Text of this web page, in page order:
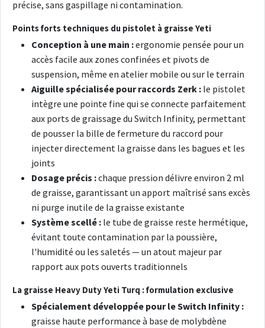
précise, sans gaspillage ni contamination.
Points forts techniques du pistolet à graisse Yeti
Conception à une main :ergonomie pensée pour un
accès facile aux zones confinées et pivots de
suspension, même en atelier mobile ou sur le terrain
Aiguille spécialisée pour raccords Zerk : le pistolet
intègre une pointe fine qui se connecte parfaitement
aux ports de graissage du Switch Infinity, permettant
de pousser la bille de fermeture du raccord pour
injecter directement la graisse dans les bagues et les
joints
Dosage précis :chaque pression délivre environ 2 ml
de graisse, garantissant un apport maîtrisé sans excès
ni purge inutile de la graisse existante
Système scellé : le tube de graisse reste hermétique,
évitant toute contamination par la poussière,
l'humidité ou les saletés — un atout majeur par
rapport aux pots ouverts traditionnels
La graisse Heavy Duty Yeti Turq : formulation exclusive
Spécialement développée pour le Switch Infinity :
graisse haute performance à base de molybdène